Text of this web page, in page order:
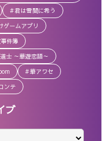
君は雪間に希う
ゲームアプリ
件簿
士 ～華遊恋語～
華アワセ
ンテ
ブ